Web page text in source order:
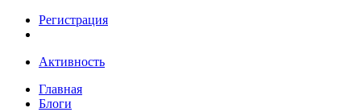
Регистрация
Активность
Главная
Блоги